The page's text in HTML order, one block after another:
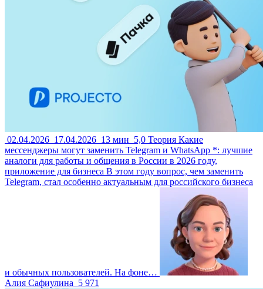
02.04.2026 17.04.2026 13 мин 5,0 Теория Какие
мессенджеры могут заменить Telegram и WhatsApp *: лучшие
аналоги для работы и общения в России в 2026 году,
приложение для бизнеса В этом году вопрос, чем заменить
Telegram, стал особенно актуальным для российского бизнеса
и обычных пользователей. На фоне…
Алия Сафиулина 5 971